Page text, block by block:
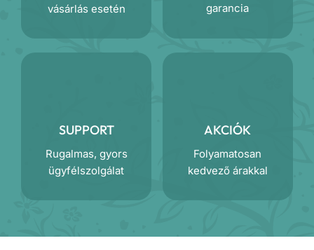
vásárlás esetén
garancia
SUPPORT
Rugalmas, gyors
ügyfélszolgálat
AKCIÓK
Folyamatosan
kedvező árakkal